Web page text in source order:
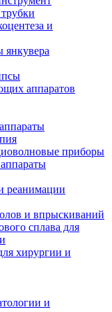
и
аппаратов
приборы
реанимации
и впрыскиваний
сплава для
хирургии и
и